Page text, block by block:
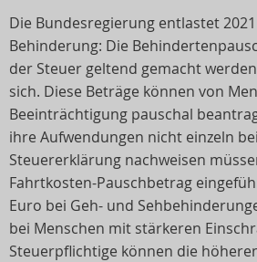
Die Bundesregierung entlastet
Behinderung: Die
der Steuer geltend gemacht
sich. Diese Beträge können von
Beeinträchtigung pauschal
ihre Aufwendungen nicht einzeln
Steuererklärung nachweisen
Fahrtkosten-Pauschbetrag
Euro bei Geh- und
bei Menschen mit stärkeren
Steuerpflichtige können die